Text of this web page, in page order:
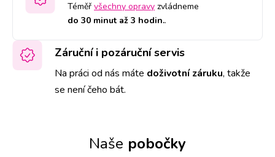
Téměř všechny opravy zvládneme
do 30 minut až 3 hodin..
Záruční i pozáruční servis
Na práci od nás máte doživotní záruku, takže
se není čeho bát.
Naše pobočky